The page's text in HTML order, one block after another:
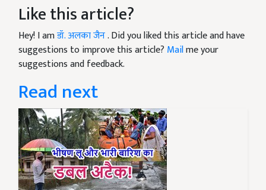
Like this article?
Hey! I amडॉ. अलका जैन. Did you liked this article and have
suggestions to improve this article? Mailme your
suggestions and feedback.
Read next